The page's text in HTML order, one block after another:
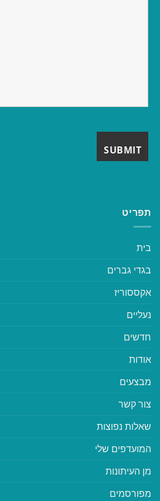
תפריט
בית
בגדי גברים
אקססוריז
נעליים
חדשים
אודות
מבצעים
צור קשר
שאלות נפוצות
המועדפים שלי
מן העיתונות
מפורסמים